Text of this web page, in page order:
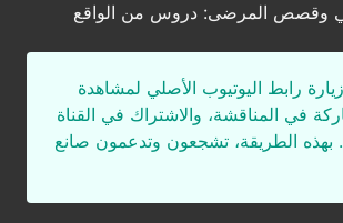
وقصص المرضى: دروس من الواقع
رابط اليوتيوب الأصلي لمشاهدة
في المناقشة، والاشتراك في القناة
بهذه الطريقة، تشجعون وتدعمون صانع